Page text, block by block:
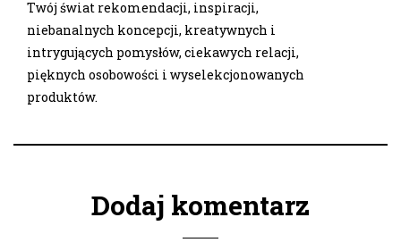
Twój świat rekomendacji, inspiracji,
niebanalnych koncepcji, kreatywnych i
intrygujących pomysłów, ciekawych relacji,
pięknych osobowości i wyselekcjonowanych
produktów.
Dodaj komentarz